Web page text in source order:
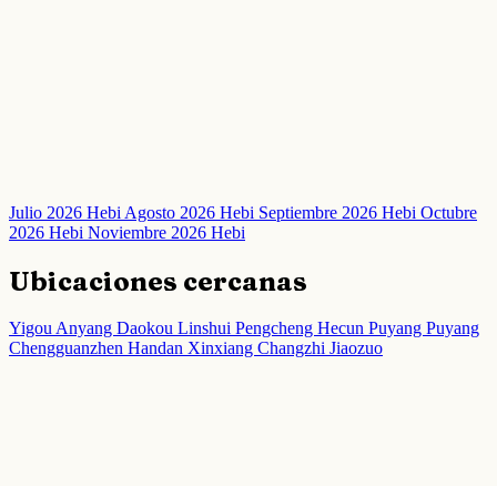
Julio 2026 Hebi Agosto 2026 Hebi Septiembre 2026 Hebi Octubre
2026 Hebi Noviembre 2026 Hebi
Ubicaciones cercanas
YigouAnyang Daokou Linshui Pengcheng Hecun Puyang Puyang
Chengguanzhen Handan Xinxiang Changzhi Jiaozuo